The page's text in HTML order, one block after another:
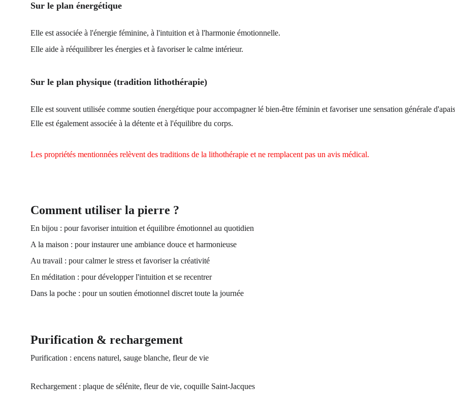
Sur le plan énergétique
Elle est associée à l'énergie féminine, à l'intuition et à l'harmonie émotionnelle.
Elle aide à rééquilibrer les énergies et à favoriser le calme intérieur.
Sur le plan physique (tradition lithothérapie)
Elle est souvent utilisée comme soutien énergétique pour accompagner lé bien-être féminin et favoriser une sensation générale
Elle est également associée à la détente et à l'équilibre du corps.
Les propriétés mentionnées relèvent des traditions de la lithothérapie et ne remplacent pas un avis médical.
Comment utiliser la pierre ?
En bijou : pour favoriser intuition et équilibre émotionnel au quotidien
A la maison : pour instaurer une ambiance douce et harmonieuse
Au travail : pour calmer le stress et favoriser la créativité
En méditation : pour développer l'intuition et se recentrer
Dans la poche : pour un soutien émotionnel discret toute la journée
Purification & rechargement
Purification : encens naturel, sauge blanche, fleur de vie
Rechargement : plaque de sélénite, fleur de vie, coquille Saint-Jacques